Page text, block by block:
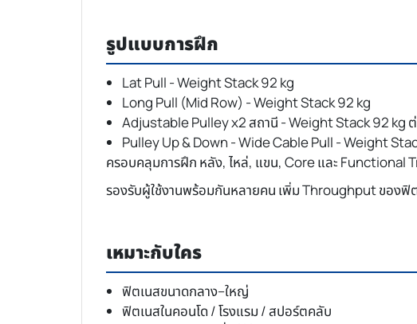
รูปแบบการฝึก
Lat Pull - Weight Stack 92 kg
Long Pull (Mid Row) - Weight Stack 92 kg
Adjustable Pulley x2 สถานี - Weight Stack 92 kg
Pulley Up & Down - Wide Cable Pull - Weight
ครอบคลุมการฝึก หลัง, ไหล่, แขน, Core และ Functional
รองรับผู้ใช้งานพร้อมกันหลายคน เพิ่ม Throughput ของฟิ
เหมาะกับใคร
ฟิตเนสขนาดกลาง–ใหญ่
ฟิตเนสในคอนโด / โรงแรม / สปอร์ตคลับ